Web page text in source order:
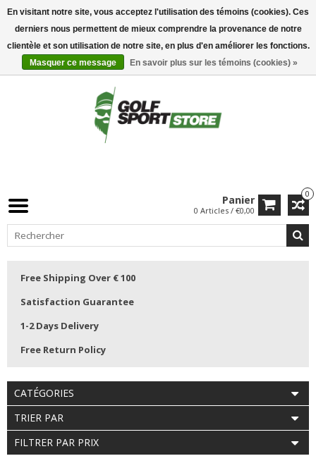
0
Panier
0 Articles / €0,00
Free Shipping Over € 100
Satisfaction Guarantee
1-2 Days Delivery
Free Return Policy
CATÉGORIES
TRIER PAR
FILTRER PAR PRIX
En visitant notre site, vous acceptez l'utilisation des témoins (cookies). Ces
derniers nous permettent de mieux comprendre la provenance de notre
clientèle et son utilisation de notre site, en plus d'en améliorer les fonctions.
Masquer ce message
En savoir plus sur les témoins (cookies) »